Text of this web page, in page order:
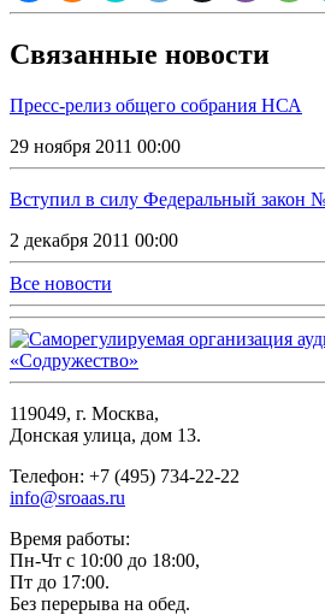
Связанные новости
Пресс-релиз общего собрания НСА
29 ноября 2011 00:00
Вступил в силу Федеральный закон
2 декабря 2011 00:00
Все новости
119049, г. Москва,
Донская улица, дом 13.
Телефон: +7 (495) 734-22-22
info@sroaas.ru
Время работы:
Пн-Чт с 10:00 до 18:00,
Пт до 17:00.
Без перерыва на обед.